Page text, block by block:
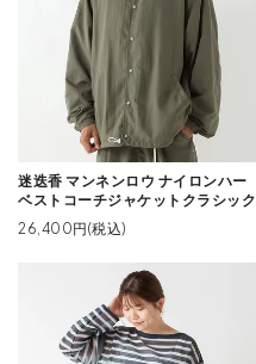
迷迭香 マンネンロウ ナイロンハー
ベストコーチジャケットクラシック
26,400円(税込)